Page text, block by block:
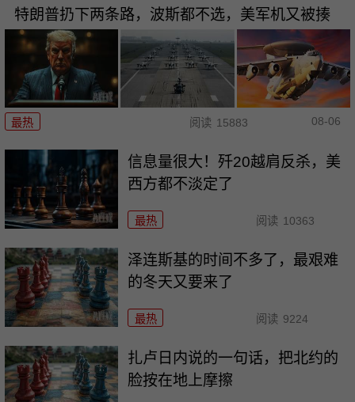
特朗普扔下两条路，波斯都不选，美军机又被揍
最热 阅读 15883 08-06
信息量很大！歼20越肩反杀，美
西方都不淡定了
最热 阅读 10363
泽连斯基的时间不多了，最艰难
的冬天又要来了
最热 阅读 9224
扎卢日内说的一句话，把北约的
脸按在地上摩擦